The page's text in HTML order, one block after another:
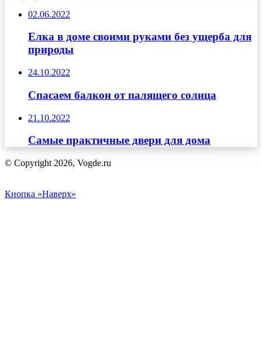
02.06.2022
Елка в доме своими руками без ущерба для
природы
24.10.2022
Спасаем балкон от палящего солнца
21.10.2022
Самые практичные двери для дома
© Copyright 2026, Vogde.ru
Кнопка «Наверх»